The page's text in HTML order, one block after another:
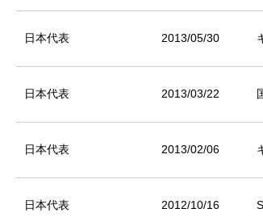
日本代表 2013/05/30
日本代表 2013/03/22
日本代表 2013/02/06
日本代表 2012/10/16